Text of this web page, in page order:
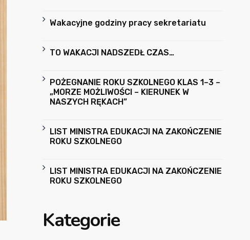
Wakacyjne godziny pracy sekretariatu
TO WAKACJI NADSZEDŁ CZAS…
POŻEGNANIE ROKU SZKOLNEGO KLAS 1–3 –
„MORZE MOŻLIWOŚCI – KIERUNEK W
NASZYCH RĘKACH”
LIST MINISTRA EDUKACJI NA ZAKOŃCZENIE
ROKU SZKOLNEGO
LIST MINISTRA EDUKACJI NA ZAKOŃCZENIE
ROKU SZKOLNEGO
Kategorie